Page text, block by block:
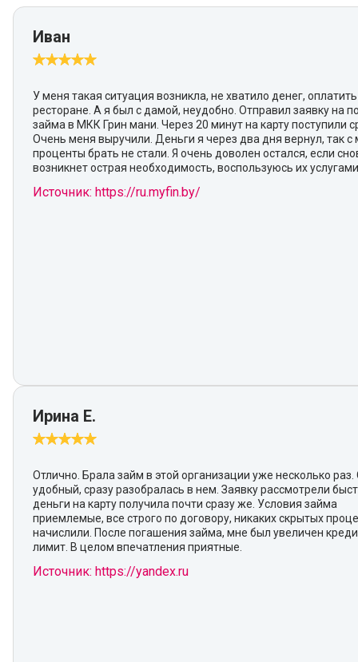
Иван
У меня такая ситуация возникла, не хватило денег,
ресторане. А я был с дамой, неудобно. Отправил заявку на
займа в МКК Грин мани. Через 20 минут на карту поступили
Очень меня выручили. Деньги я через два дня вернул, так с
проценты брать не стали. Я очень доволен остался, если
возникнет острая необходимость, воспользуюсь их
Источник: https://ru.myfin.by/
Ирина Е.
Отлично. Брала займ в этой организации уже несколько раз.
удобный, сразу разобралась в нем. Заявку рассмотрели
деньги на карту получила почти сразу же. Условия займа
приемлемые, все строго по договору, никаких скрытых
начислили. После погашения займа, мне был увеличен
лимит. В целом впечатления приятные.
Источник: https://yandex.ru